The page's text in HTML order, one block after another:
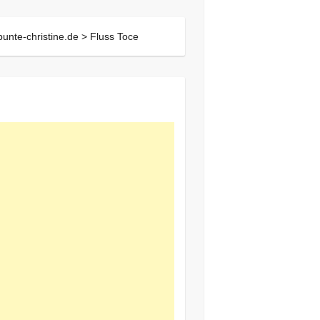
christine.de > Fluss Toce